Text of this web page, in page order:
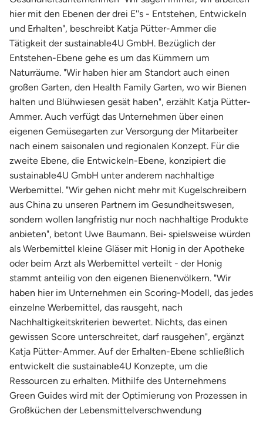
hier mit den Ebenen der drei E''s - Entstehen, Entwickeln
und Erhalten", beschreibt Katja Pütter-Ammer die
Tätigkeit der sustainable4U GmbH. Bezüglich der
Entstehen-Ebene gehe es um das Kümmern um
Naturräume. "Wir haben hier am Standort auch einen
großen Garten, den Health Family Garten, wo wir Bienen
halten und Blühwiesen gesät haben", erzählt Katja Pütter-
Ammer. Auch verfügt das Unternehmen über einen
eigenen Gemüsegarten zur Versorgung der Mitarbeiter
nach einem saisonalen und regionalen Konzept. Für die
zweite Ebene, die Entwickeln-Ebene, konzipiert die
sustainable4U GmbH unter anderem nachhaltige
Werbemittel. "Wir gehen nicht mehr mit Kugelschreibern
aus China zu unseren Partnern im Gesundheitswesen,
sondern wollen langfristig nur noch nachhaltige Produkte
anbieten", betont Uwe Baumann. Bei‐ spielsweise würden
als Werbemittel kleine Gläser mit Honig in der Apotheke
oder beim Arzt als Werbemittel verteilt - der Honig
stammt anteilig von den eigenen Bienenvölkern. "Wir
haben hier im Unternehmen ein Scoring-Modell, das jedes
einzelne Werbemittel, das rausgeht, nach
Nachhaltigkeitskriterien bewertet. Nichts, das einen
gewissen Score unterschreitet, darf rausgehen", ergänzt
Katja Pütter-Ammer. Auf der Erhalten-Ebene schließlich
entwickelt die sustainable4U Konzepte, um die
Ressourcen zu erhalten. Mithilfe des Unternehmens
Green Guides wird mit der Optimierung von Prozessen in
Großküchen der Lebensmittelverschwendung